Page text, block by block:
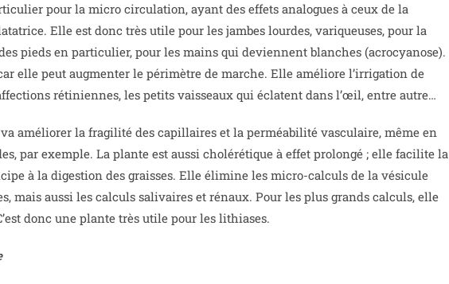
pour la micro circulation, ayant des effets analogues à ceux de la
Elle est donc très utile pour les jambes lourdes, variqueuses, pour la
pieds en particulier, pour les mains qui deviennent blanches (acrocyanose).
elle peut augmenter le périmètre de marche. Elle améliore l’irrigation de
rétiniennes, les petits vaisseaux qui éclatent dans l’œil, entre autre…
va améliorer la fragilité des capillaires et la perméabilité vasculaire, même en
par exemple. La plante est aussi cholérétique à effet prolongé ; elle facilite la
à la digestion des graisses. Elle élimine les micro-calculs de la vésicule
mais aussi les calculs salivaires et rénaux. Pour les plus grands calculs, elle
donc une plante très utile pour les lithiases.